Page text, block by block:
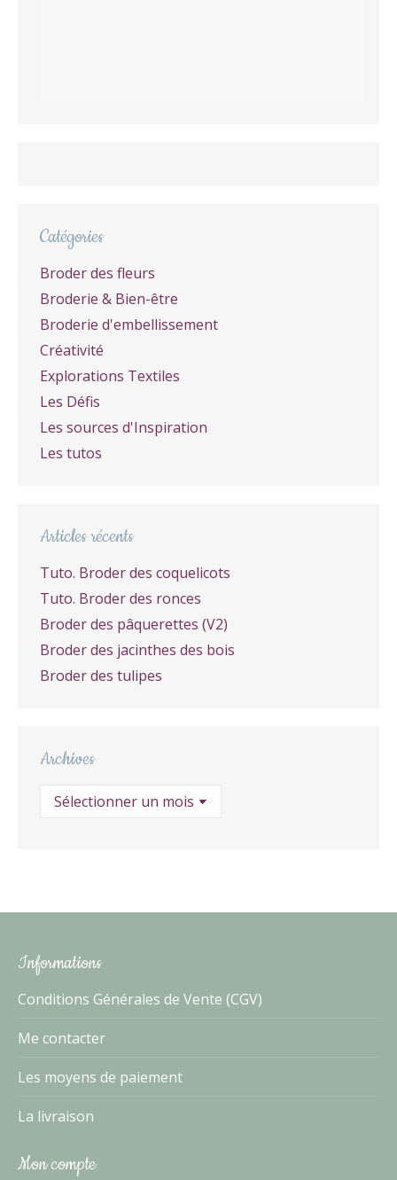
Catégories
Broder des fleurs
Broderie & Bien-être
Broderie d'embellissement
Créativité
Explorations Textiles
Les Défis
Les sources d'Inspiration
Les tutos
Articles récents
Tuto. Broder des coquelicots
Tuto. Broder des ronces
Broder des pâquerettes (V2)
Broder des jacinthes des bois
Broder des tulipes
Archives
Archives
Informations
Conditions Générales de Vente (CGV)
Me contacter
Les moyens de paiement
La livraison
Mon compte